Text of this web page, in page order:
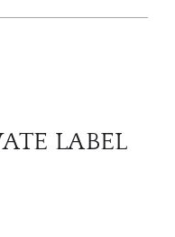
LABEL